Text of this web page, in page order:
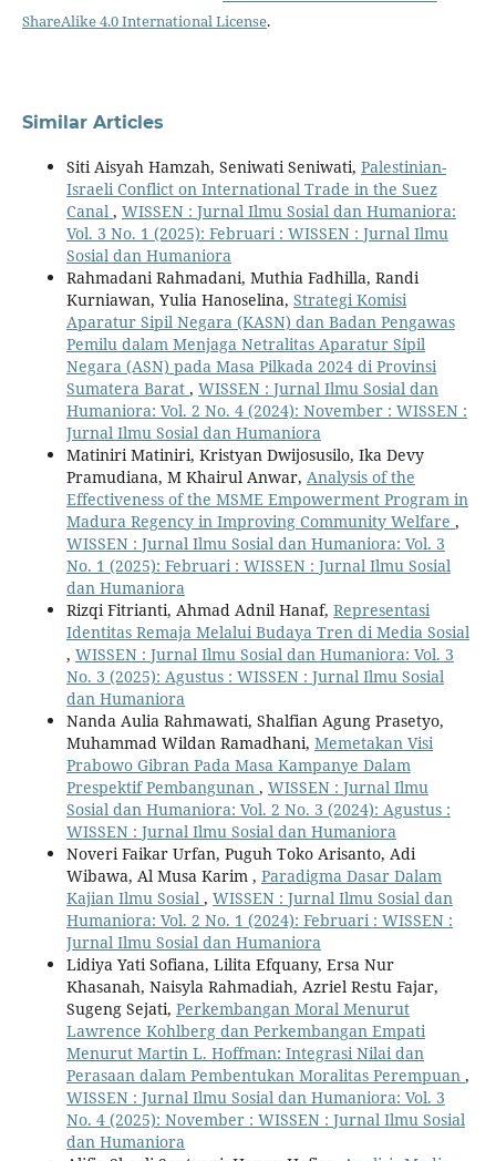
ShareAlike 4.0 International License.
Similar Articles
Siti Aisyah Hamzah, Seniwati Seniwati, Palestinian-
Israeli Conflict on International Trade in the Suez
Canal , WISSEN : Jurnal Ilmu Sosial dan Humaniora:
Vol. 3 No. 1 (2025): Februari : WISSEN : Jurnal Ilmu
Sosial dan Humaniora
Rahmadani Rahmadani, Muthia Fadhilla, Randi
Kurniawan, Yulia Hanoselina, Strategi Komisi
Aparatur Sipil Negara (KASN) dan Badan Pengawas
Pemilu dalam Menjaga Netralitas Aparatur Sipil
Negara (ASN) pada Masa Pilkada 2024 di Provinsi
Sumatera Barat , WISSEN : Jurnal Ilmu Sosial dan
Humaniora: Vol. 2 No. 4 (2024): November : WISSEN :
Jurnal Ilmu Sosial dan Humaniora
Matiniri Matiniri, Kristyan Dwijosusilo, Ika Devy
Pramudiana, M Khairul Anwar, Analysis of the
Effectiveness of the MSME Empowerment Program in
Madura Regency in Improving Community Welfare ,
WISSEN : Jurnal Ilmu Sosial dan Humaniora: Vol. 3
No. 1 (2025): Februari : WISSEN : Jurnal Ilmu Sosial
dan Humaniora
Rizqi Fitrianti, Ahmad Adnil Hanaf, Representasi
Identitas Remaja Melalui Budaya Tren di Media Sosial
, WISSEN : Jurnal Ilmu Sosial dan Humaniora: Vol. 3
No. 3 (2025): Agustus : WISSEN : Jurnal Ilmu Sosial
dan Humaniora
Nanda Aulia Rahmawati, Shalfian Agung Prasetyo,
Muhammad Wildan Ramadhani, Memetakan Visi
Prabowo Gibran Pada Masa Kampanye Dalam
Prespektif Pembangunan , WISSEN : Jurnal Ilmu
Sosial dan Humaniora: Vol. 2 No. 3 (2024): Agustus :
WISSEN : Jurnal Ilmu Sosial dan Humaniora
Noveri Faikar Urfan, Puguh Toko Arisanto, Adi
Wibawa, Al Musa Karim , Paradigma Dasar Dalam
Kajian Ilmu Sosial , WISSEN : Jurnal Ilmu Sosial dan
Humaniora: Vol. 2 No. 1 (2024): Februari : WISSEN :
Jurnal Ilmu Sosial dan Humaniora
Lidiya Yati Sofiana, Lilita Efquany, Ersa Nur
Khasanah, Naisyla Rahmadiah, Azriel Restu Fajar,
Sugeng Sejati, Perkembangan Moral Menurut
Lawrence Kohlberg dan Perkembangan Empati
Menurut Martin L. Hoffman: Integrasi Nilai dan
Perasaan dalam Pembentukan Moralitas Perempuan ,
WISSEN : Jurnal Ilmu Sosial dan Humaniora: Vol. 3
No. 4 (2025): November : WISSEN : Jurnal Ilmu Sosial
dan Humaniora